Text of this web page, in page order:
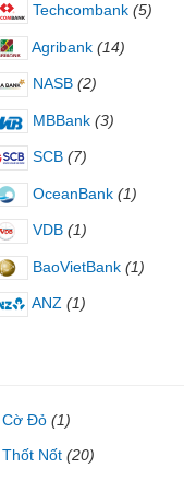
Techcombank (5)
Agribank (14)
NASB (2)
MBBank (3)
SCB (7)
OceanBank (1)
VDB (1)
BaoVietBank (1)
ANZ (1)
Cờ Đỏ (1)
Thốt Nốt (20)